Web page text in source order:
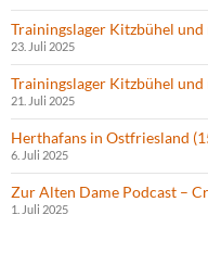
Trainingslager Kitzbühel und
23. Juli 2025
Trainingslager Kitzbühel und
21. Juli 2025
Herthafans in Ostfriesland
6. Juli 2025
Zur Alten Dame Podcast –
1. Juli 2025